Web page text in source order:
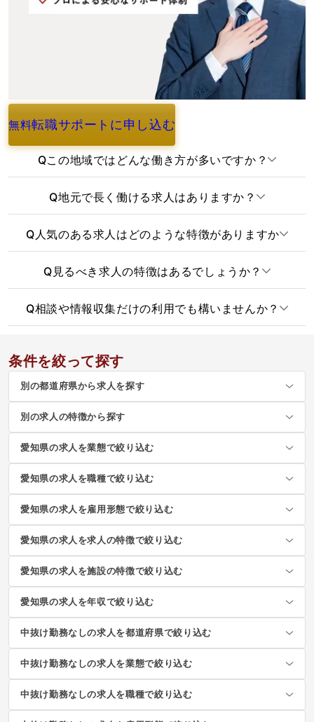
無料転職サポートに申し込む
よくあるご質問
Qこの地域ではどんな働き方が多いですか？
Q地元で長く働ける求人はありますか？
Q 人気のある求人はどのような特徴がありますか
Q 見るべき求人の特徴はあるでしょうか？
Q相談や情報収集だけの利用でも構いませんか？
条件を絞って探す
別の都道府県から求人を探す
別の求人の特徴から探す
愛知県の求人を業態で絞り込む
愛知県の求人を職種で絞り込む
愛知県の求人を雇用形態で絞り込む
愛知県の求人を求人の特徴で絞り込む
愛知県の求人を施設の特徴で絞り込む
愛知県の求人を年収で絞り込む
中抜け勤務なしの求人を都道府県で絞り込む
中抜け勤務なしの求人を業態で絞り込む
中抜け勤務なしの求人を職種で絞り込む